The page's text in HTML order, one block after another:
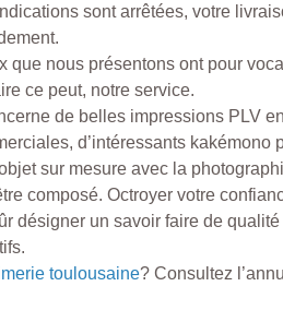
sont arrêtées, votre
que nous présentons ont pour
ce peut, notre service.
de belles impressions PLV
d’intéressants kakémono
sur mesure avec la
composé. Octroyer votre
désigner un savoir faire de
toulousaine? Consultez